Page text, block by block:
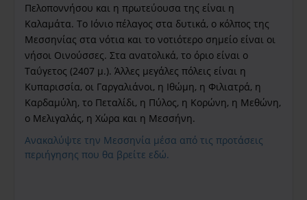
Πελοποννήσου και η πρωτεύουσα της είναι η
Καλαμάτα. Το Ιόνιο πέλαγος στα δυτικά, ο κόλπος της
Μεσσηνίας στα νότια και το νοτιότερο σημείο είναι οι
νήσοι Οινούσσες. Στα ανατολικά, το όριο είναι ο
Ταΰγετος (2407 μ.). Άλλες μεγάλες πόλεις είναι η
Κυπαρισσία, οι Γαργαλιάνοι, η Ιθώμη, η Φιλιατρά, η
Καρδαμύλη, το Πεταλίδι, η Πύλος, η Κορώνη, η Μεθώνη,
ο Μελιγαλάς, η Χώρα και η Μεσσήνη.
Ανακαλύψτε την Μεσσηνία μέσα από τις προτάσεις
περιήγησης που θα βρείτε εδώ.